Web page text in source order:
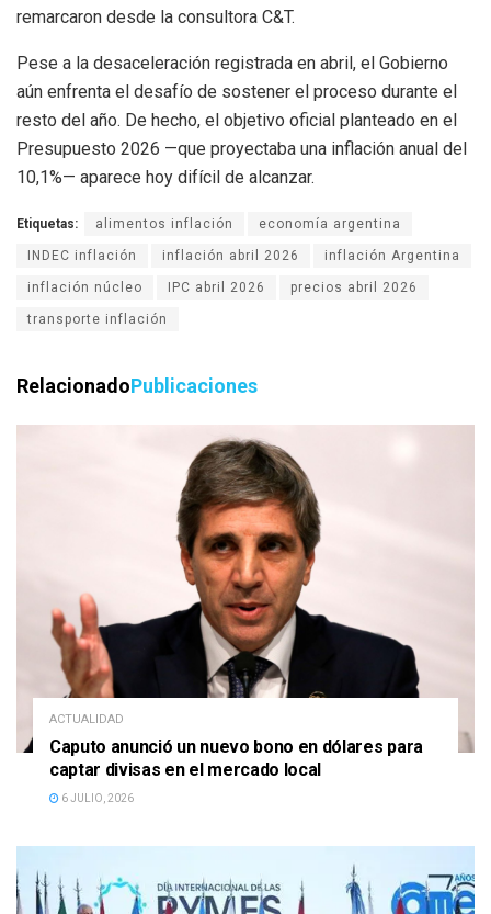
remarcaron desde la consultora C&T.
Pese a la desaceleración registrada en abril, el Gobierno
aún enfrenta el desafío de sostener el proceso durante el
resto del año. De hecho, el objetivo oficial planteado en el
Presupuesto 2026 —que proyectaba una inflación anual del
10,1%— aparece hoy difícil de alcanzar.
Etiquetas: alimentos inflación economía argentina
INDEC inflación inflación abril 2026 inflación Argentina
inflación núcleo IPC abril 2026 precios abril 2026
transporte inflación
RelacionadoPublicaciones
ACTUALIDAD
Caputo anunció un nuevo bono en dólares para
captar divisas en el mercado local
6 JULIO, 2026